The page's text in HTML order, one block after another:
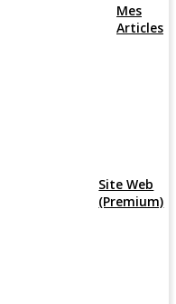
Mes
Articles
Site Web
(Premium)